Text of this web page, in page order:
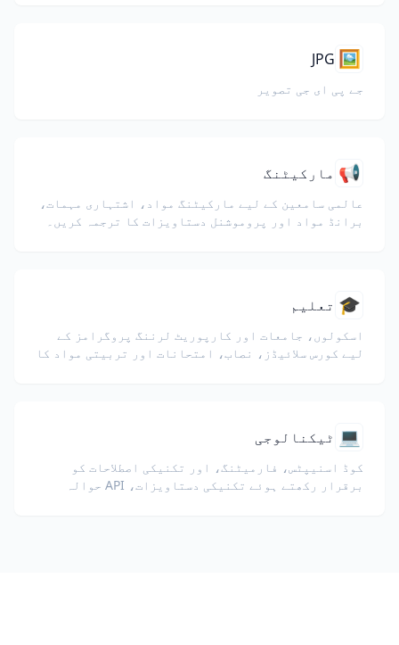
🖼️
JPG
جے پی ای جی تصویر
📢 مارکیٹنگ
عالمی سامعین کے لیے مارکیٹنگ مواد، اشتہاری مہمات،
برانڈ مواد اور پروموشنل دستاویزات کا ترجمہ کریں۔
🎓 تعلیم
اسکولوں، جامعات اور کارپوریٹ لرننگ پروگرامز کے
لیے کورس سلائیڈز، نصاب، امتحانات اور تربیتی مواد کا
💻 ٹیکنالوجی
کوڈ اسنیپٹس، فارمیٹنگ، اور تکنیکی اصطلاحات کو
برقرار رکھتے ہوئے تکنیکی دستاویزات، API حوالہ